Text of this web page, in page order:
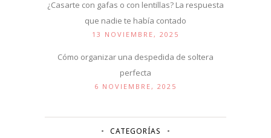
¿Casarte con gafas o con lentillas? La respuesta
que nadie te había contado
13 NOVIEMBRE, 2025
Cómo organizar una despedida de soltera
perfecta
6 NOVIEMBRE, 2025
CATEGORÍAS